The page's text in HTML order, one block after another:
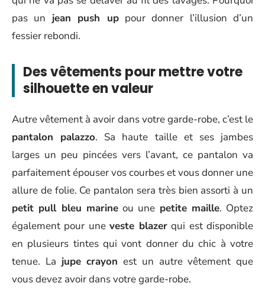
pas un jean push uppour donner l’illusion d’un
fessier rebondi.
Des vêtements pour mettre votre
silhouette en valeur
Autre vêtement à avoir dans votre garde-robe, c’est le
pantalon palazzo. Sa haute taille et ses jambes
larges un peu pincées vers l’avant, ce pantalon va
parfaitement épouser vos courbes et vous donner une
allure de folie. Ce pantalon sera très bien assorti à un
petit pull bleu marineou une petite maille. Optez
également pour uneveste blazerqui est disponible
en plusieurs tintes qui vont donner du chic à votre
tenue. La jupe crayon est un autre vêtement que
vous devez avoir dans votre garde-robe.